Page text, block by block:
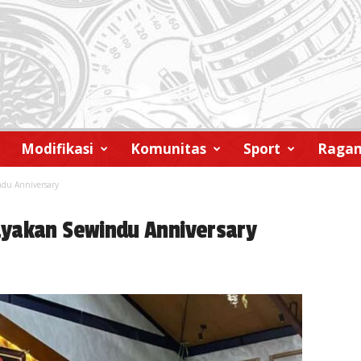
Modifikasi Komunitas Sport
Anniversary
Sewindu Anniversary